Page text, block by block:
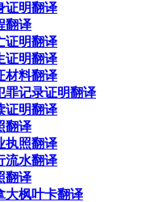
证明翻译
翻译
证明翻译
证明翻译
材料翻译
罪记录证明翻译
证明翻译
翻译
执照翻译
流水翻译
翻译
大枫叶卡翻译